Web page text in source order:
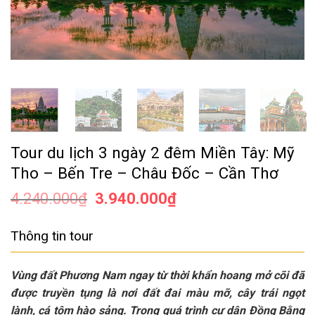
Tour du lịch 3 ngày 2 đêm Miền Tây: Mỹ
Tho – Bến Tre – Châu Đốc – Cần Thơ
4.240.000₫ 3.940.000₫
Thông tin tour
Vùng đất Phương Nam ngay từ thời khẩn hoang mở cõi đã
được truyền tụng là nơi đất đai màu mỡ, cây trái ngọt
lành, cá tôm hào sảng. Trong quá trình cư dân Đồng Bằng